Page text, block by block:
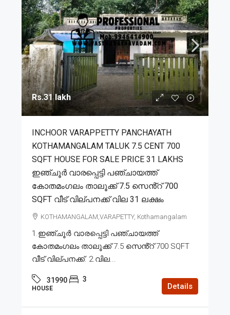
Rs.31 lakh
INCHOOR VARAPPETTY PANCHAYATH
KOTHAMANGALAM TALUK 7.5 CENT 700
SQFT HOUSE FOR SALE PRICE 31 LAKHS
ഇഞ്ചൂർ വാരപ്പെട്ടി പഞ്ചായത്ത്
കോതമംഗലം താലൂക്ക് 7.5 സെൻ്റ് 700
SQFT വീട് വില്പനക്ക് വില 31 ലക്ഷം
KOTHAMANGALAM,VARAPETTY, Kothamangalam
1.ഇഞ്ചൂർ വാരപ്പെട്ടി പഞ്ചായത്ത്
കോതമംഗലം താലൂക്ക് 7.5 സെൻ്റ് 700 SQFT
വീട് വില്പനക്ക്. 2.വില...
31990 3
HOUSE Details